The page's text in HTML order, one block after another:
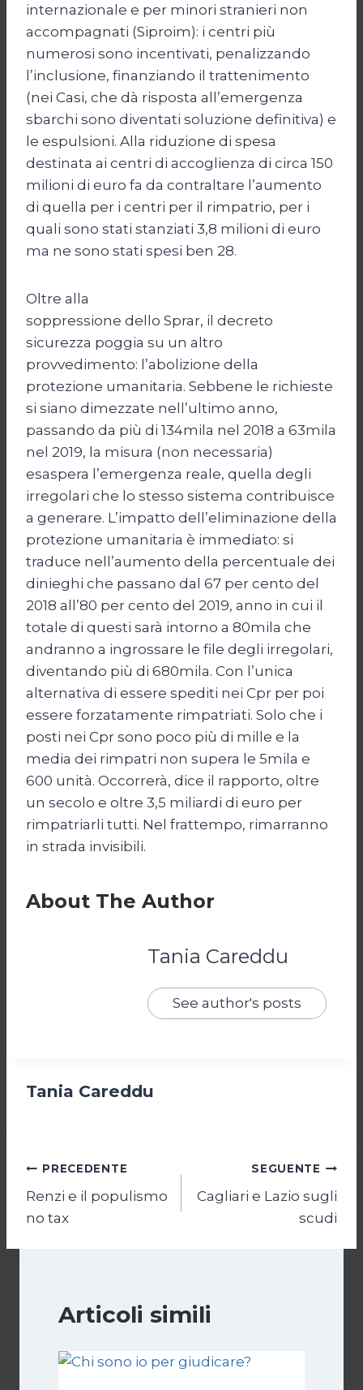
internazionale e per minori stranieri non
accompagnati (Siproim): i centri più
numerosi sono incentivati, penalizzando
l’inclusione, finanziando il trattenimento
(nei Casi, che dà risposta all’emergenza
sbarchi sono diventati soluzione definitiva) e
le espulsioni. Alla riduzione di spesa
destinata ai centri di accoglienza di circa 150
milioni di euro fa da contraltare l’aumento
di quella per i centri per il rimpatrio, per i
quali sono stati stanziati 3,8 milioni di euro
ma ne sono stati spesi ben 28.
Oltre alla
soppressione dello Sprar, il decreto
sicurezza poggia su un altro
provvedimento: l’abolizione della
protezione umanitaria. Sebbene le richieste
si siano dimezzate nell’ultimo anno,
passando da più di 134mila nel 2018 a 63mila
nel 2019, la misura (non necessaria)
esaspera l’emergenza reale, quella degli
irregolari che lo stesso sistema contribuisce
a generare. L’impatto dell’eliminazione della
protezione umanitaria è immediato: si
traduce nell’aumento della percentuale dei
dinieghi che passano dal 67 per cento del
2018 all’80 per cento del 2019, anno in cui il
totale di questi sarà intorno a 80mila che
andranno a ingrossare le file degli irregolari,
diventando più di 680mila. Con l’unica
alternativa di essere spediti nei Cpr per poi
essere forzatamente rimpatriati. Solo che i
posti nei Cpr sono poco più di mille e la
media dei rimpatri non supera le 5mila e
600 unità. Occorrerà, dice il rapporto, oltre
un secolo e oltre 3,5 miliardi di euro per
rimpatriarli tutti. Nel frattempo, rimarranno
in strada invisibili.
About The Author
Tania Careddu
See author's posts
Tania Careddu
Navigazione
articoli
PRECEDENTE
Renzi e il populismo
no tax
SEGUENTE
Cagliari e Lazio sugli
scudi
Articoli simili